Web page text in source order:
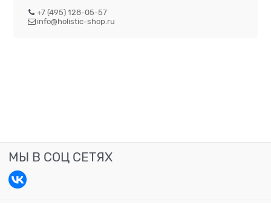
+7 (495) 128-05-57
info@holistic-shop.ru
МЫ В СОЦ СЕТЯХ